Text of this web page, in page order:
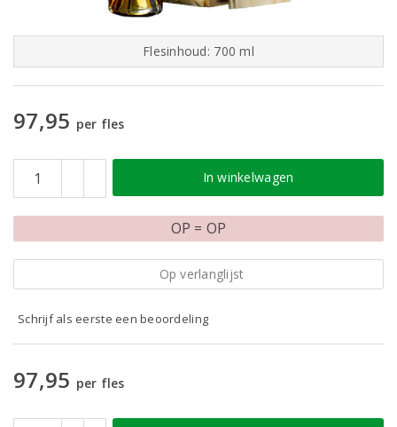
Flesinhoud: 700 ml
97,95 per fles
In winkelwagen
OP = OP
Op verlanglijst
Schrijf als eerste een beoordeling
97,95 per fles